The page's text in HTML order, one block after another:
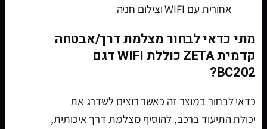
אחורית עם WIFI וצילום חניה
מתי כדאי לבחור מצלמת דרך/אבטחה
קדמית ZETA כוללת WIFI דגם
BC202?
כדאי לבחור במוצר זה כאשר רוצים לשדרג את
יכולת התיעוד ברכב, להוסיף מצלמת דרך איכותית,